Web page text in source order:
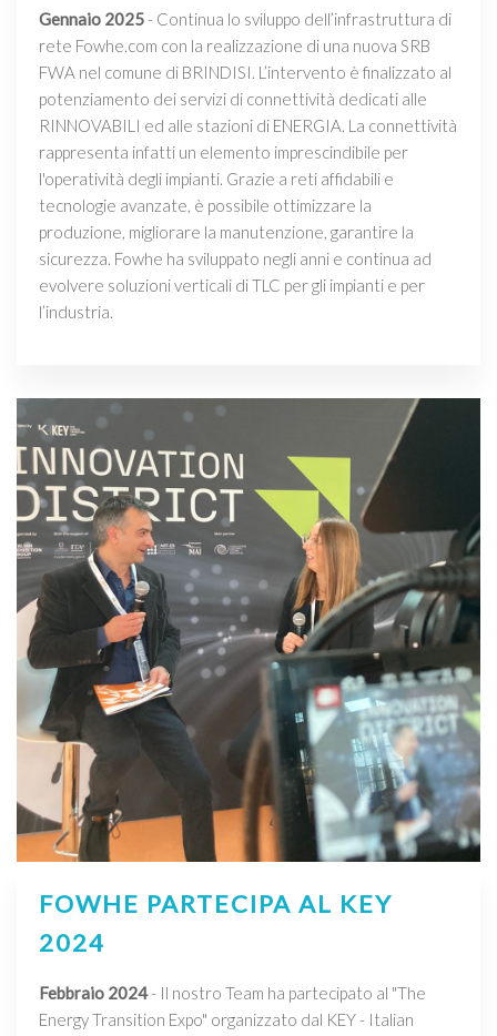
Gennaio 2025- Continua lo sviluppo dell’infrastruttura di
rete Fowhe.com con la realizzazione di una nuova SRB
FWA nel comune di BRINDISI. L’intervento è finalizzato al
potenziamento dei servizi di connettività dedicati alle
RINNOVABILI ed alle stazioni di ENERGIA. La connettività
rappresenta infatti un elemento imprescindibile per
l'operatività degli impianti. Grazie a reti affidabili e
tecnologie avanzate, è possibile ottimizzare la
produzione, migliorare la manutenzione, garantire la
sicurezza. Fowhe ha sviluppato negli anni e continua ad
evolvere soluzioni verticali di TLC per gli impianti e per
l’industria.
FOWHE PARTECIPA AL KEY
2024
Febbraio 2024- Il nostro Team ha partecipato al "The
Energy Transition Expo" organizzato dal KEY - Italian